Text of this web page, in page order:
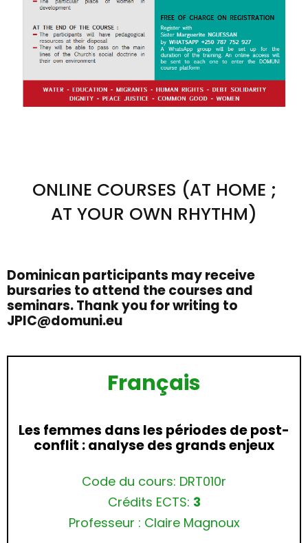
ONLINE COURSES (AT HOME ;
AT YOUR OWN RHYTHM)
Dominican participants may receive
bursaries to attend the courses and
seminars. Thank you for writing to
JPIC@domuni.eu
Français
Les femmes dans les périodes de post-
conflit : analyse des grands enjeux
Code du cours: DRT010r
Crédits ECTS: 3
Professeur : Claire Magnoux